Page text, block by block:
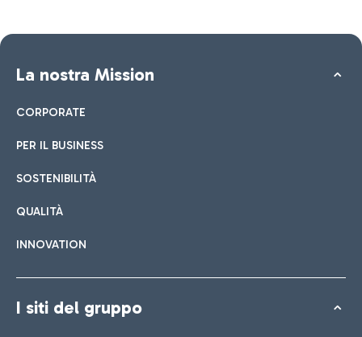
La nostra Mission
CORPORATE
PER IL BUSINESS
SOSTENIBILITÀ
QUALITÀ
INNOVATION
I siti del gruppo